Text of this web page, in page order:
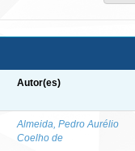
Autor(es)
Almeida, Pedro Aurélio
Coelho de